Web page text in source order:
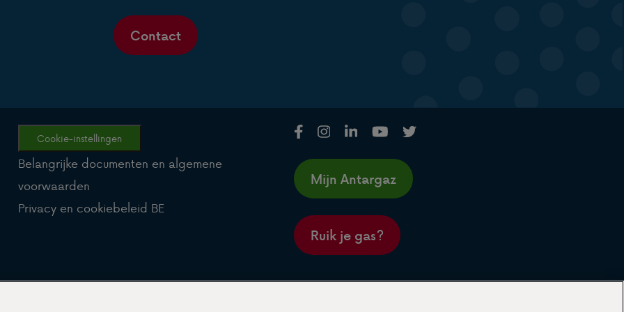
Contact
Cookie-instellingen
Belangrijke documenten en algemene
voorwaarden
Privacy en cookiebeleid BE
Mijn Antargaz
Ruik je gas?